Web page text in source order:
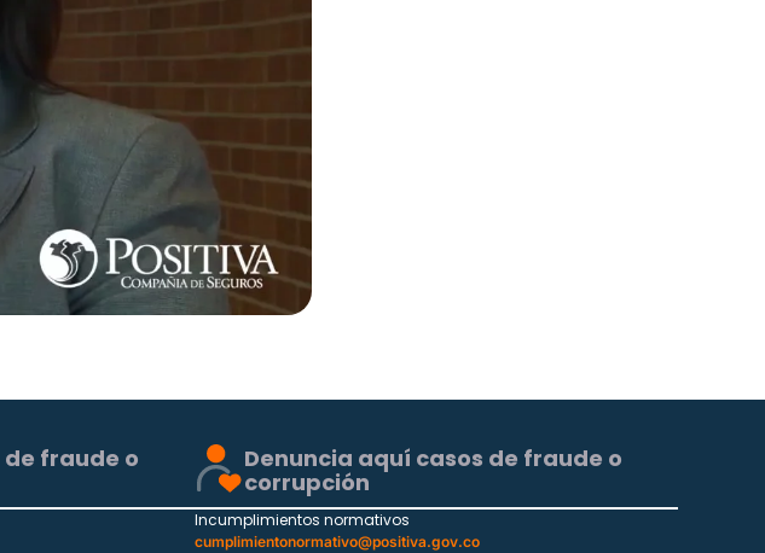
fraude o
Denuncia aquí casos de fraude o
corrupción
Incumplimientos normativos
cumplimientonormativo@positiva.gov.co